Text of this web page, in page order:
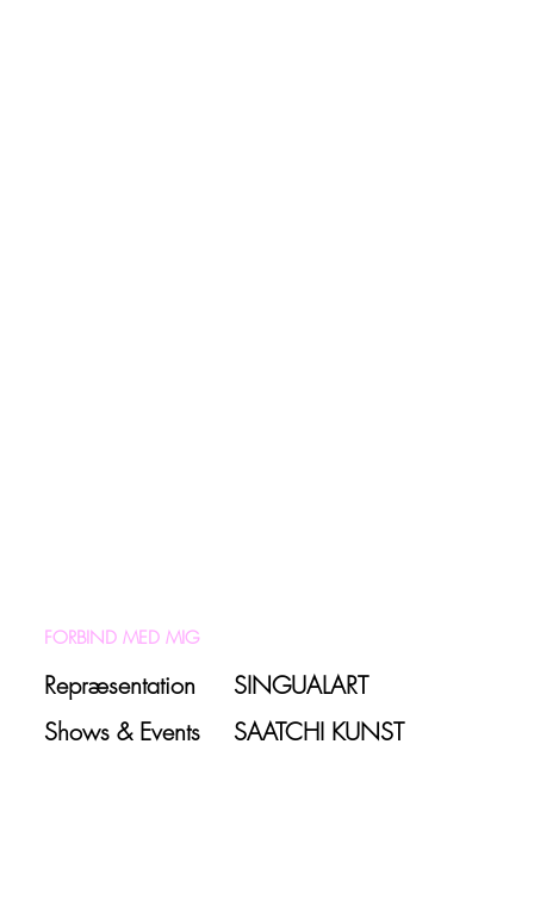
FORBIND MED MIG
Repræsentation
SINGUALART
SAATCHI KUNST
Shows & Events